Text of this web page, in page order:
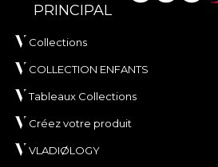
PRINCIPAL
Collections
COLLECTION ENFANTS
Tableaux Collections
Créez votre produit
VLADIØLOGY